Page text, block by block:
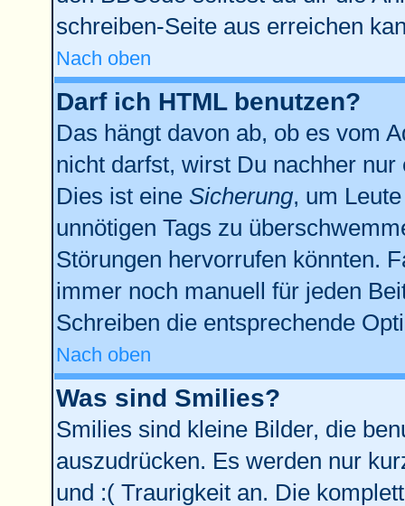
schreiben-Seite aus erreichen
Nach oben
Darf ich HTML benutzen?
Das hängt davon ab, ob es vom
nicht darfst, wirst Du nachher
Dies ist eine Sicherung, um
unnötigen Tags zu
Störungen hervorrufen könnten.
immer noch manuell für jeden
Schreiben die entsprechende
Nach oben
Was sind Smilies?
Smilies sind kleine Bilder, die
auszudrücken. Es werden nur
und :( Traurigkeit an. Die